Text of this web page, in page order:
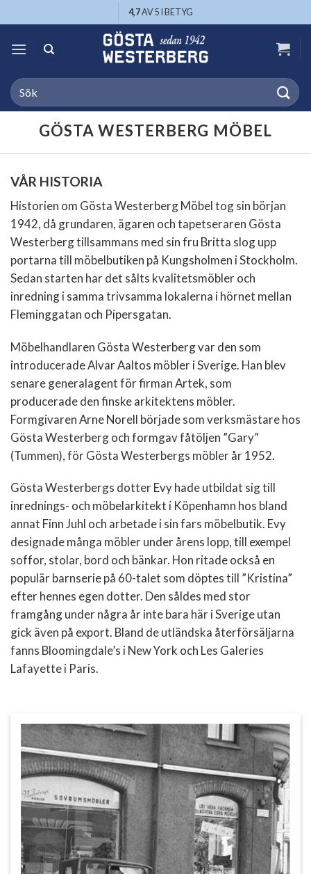
to
content
4,7AV 5 I BETYG
Search
for:
GÖSTA WESTERBERG MÖBEL
VÅR HISTORIA
Historien om Gösta Westerberg Möbel tog sin början
1942, då grundaren, ägaren och tapetseraren Gösta
Westerberg tillsammans med sin fru Britta slog upp
portarna till möbelbutiken på Kungsholmen i Stockholm.
Sedan starten har det sålts kvalitetsmöbler och
inredning i samma trivsamma lokalerna i hörnet mellan
Fleminggatan och Pipersgatan.
Möbelhandlaren Gösta Westerberg var den som
introducerade Alvar Aaltos möbler i Sverige. Han blev
senare generalagent för firmanArtek, som
producerade den finske arkitektens möbler.
Formgivaren ArneNorell började som verksmästare hos
Gösta Westerberg och formgav fåtöljen ”Gary”
(Tummen), för Gösta Westerbergs möbler år 1952.
Gösta Westerbergs dotter Evy hade utbildat sig till
inrednings- och möbelarkitekt i Köpenhamn hos bland
annat Finn Juhl och arbetade i sin fars möbelbutik. Evy
designade många möbler under årens lopp, till exempel
soffor, stolar, bord och bänkar. Hon ritade också en
populär barnserie på 60-talet som döptes till ”Kristina”
efter hennes egen dotter. Den såldes med stor
framgång under några år inte bara här i Sverige utan
gick även på export. Bland de utländska återförsäljarna
fanns Bloomingdale’s i New York och Les Galeries
Lafayette i Paris.